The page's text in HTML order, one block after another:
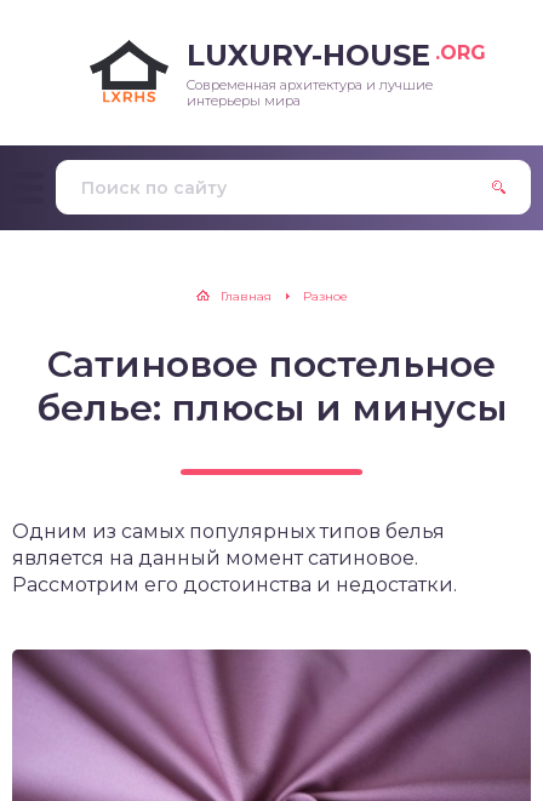
LUXURY-HOUSE .ORG
Современная архитектура и лучшие
интерьеры мира
Главная Разное
Сатиновое постельное
белье: плюсы и минусы
Одним из самых популярных типов белья
является на данный момент сатиновое.
Рассмотрим его достоинства и недостатки.